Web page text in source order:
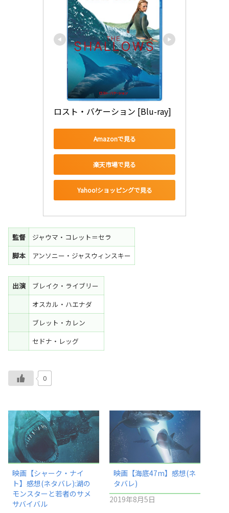
ロスト・バケーション [Blu-ray]
Amazonで見る
楽天市場で見る
Yahoo!ショッピングで見る
監督
ジャウマ・コレット＝セラ
脚本
アンソニー・ジャスウィンスキー
出演
ブレイク・ライブリー
オスカル・ハエナダ
ブレット・カレン
セドナ・レッグ
0
映画【シャーク・ナイ
ト】感想(ネタバレ):湖の
モンスターと若者のサメ
サバイバル
映画【海底47m】感想(ネ
タバレ)
2019年8月5日